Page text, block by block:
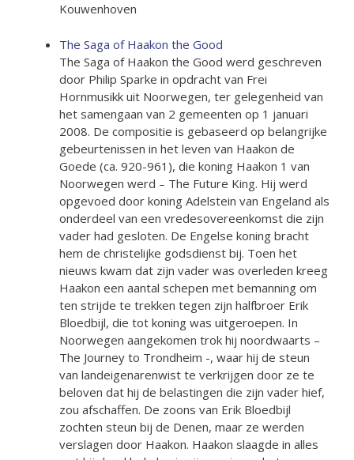
Kouwenhoven
The Saga of Haakon the Good
The Saga of Haakon the Good werd geschreven
door Philip Sparke in opdracht van Frei
Hornmusikk uit Noorwegen, ter gelegenheid van
het samengaan van 2 gemeenten op 1 januari
2008. De compositie is gebaseerd op belangrijke
gebeurtenissen in het leven van Haakon de
Goede (ca. 920-961), die koning Haakon 1 van
Noorwegen werd – The Future King. Hij werd
opgevoed door koning Adelstein van Engeland als
onderdeel van een vredesovereenkomst die zijn
vader had gesloten. De Engelse koning bracht
hem de christelijke godsdienst bij. Toen het
nieuws kwam dat zijn vader was overleden kreeg
Haakon een aantal schepen met bemanning om
ten strijde te trekken tegen zijn halfbroer Erik
Bloedbijl, die tot koning was uitgeroepen. In
Noorwegen aangekomen trok hij noordwaarts –
The Journey to Trondheim -, waar hij de steun
van landeigenarenwist te verkrijgen door ze te
beloven dat hij de belastingen die zijn vader hief,
zou afschaffen. De zoons van Erik Bloedbijl
zochten steun bij de Denen, maar ze werden
verslagen door Haakon. Haakon slaagde in alles